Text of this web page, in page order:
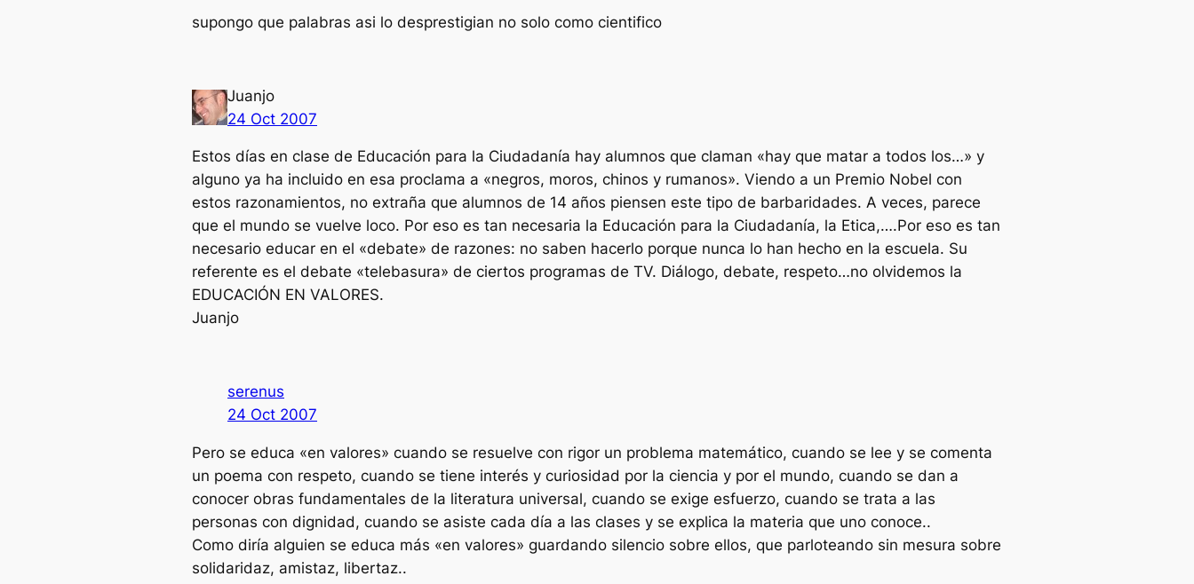
supongo que palabras asi lo desprestigian no solo como cientifico
Juanjo
24 Oct 2007
Estos días en clase de Educación para la Ciudadanía hay alumnos que claman «hay que matar a todos los…» y
alguno ya ha incluido en esa proclama a «negros, moros, chinos y rumanos». Viendo a un Premio Nobel con
estos razonamientos, no extraña que alumnos de 14 años piensen este tipo de barbaridades. A veces, parece
que el mundo se vuelve loco. Por eso es tan necesaria la Educación para la Ciudadanía, la Etica,….Por eso es tan
necesario educar en el «debate» de razones: no saben hacerlo porque nunca lo han hecho en la escuela. Su
referente es el debate «telebasura» de ciertos programas de TV. Diálogo, debate, respeto…no olvidemos la
EDUCACIÓN EN VALORES.
Juanjo
serenus
24 Oct 2007
Pero se educa «en valores» cuando se resuelve con rigor un problema matemático, cuando se lee y se comenta
un poema con respeto, cuando se tiene interés y curiosidad por la ciencia y por el mundo, cuando se dan a
conocer obras fundamentales de la literatura universal, cuando se exige esfuerzo, cuando se trata a las
personas con dignidad, cuando se asiste cada día a las clases y se explica la materia que uno conoce..
Como diría alguien se educa más «en valores» guardando silencio sobre ellos, que parloteando sin mesura sobre
solidaridaz, amistaz, libertaz..